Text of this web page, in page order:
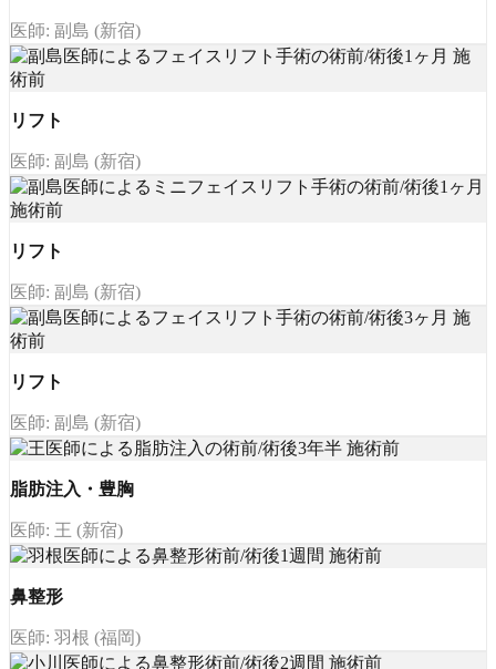
医師: 副島 (新宿)
リフト
医師: 副島 (新宿)
リフト
医師: 副島 (新宿)
リフト
医師: 副島 (新宿)
脂肪注入・豊胸
医師: 王 (新宿)
鼻整形
医師: 羽根 (福岡)